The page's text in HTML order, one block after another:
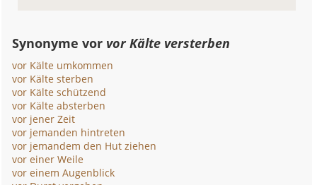
Synonyme vor vor Kälte versterben
vor Kälte umkommen
vor Kälte sterben
vor Kälte schützend
vor Kälte absterben
vor jener Zeit
vor jemanden hintreten
vor jemandem den Hut ziehen
vor einer Weile
vor einem Augenblick